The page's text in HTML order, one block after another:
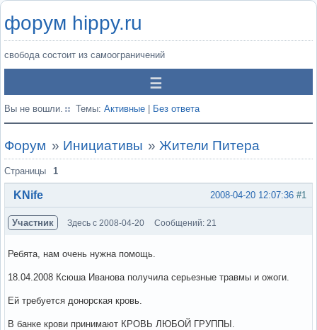
форум hippy.ru
свобода состоит из самоограничений
Вы не вошли. Темы: Активные Без ответа
Форум » Инициативы » Жители Питера
Страницы 1
#1
2008-04-20 12:07:36
KNife
Участник Здесь с 2008-04-20 Сообщений: 21
Ребята, нам очень нужна помощь.
18.04.2008 Ксюша Иванова получила серьезные травмы и ожоги.
Ей требуется донорская кровь.
В банке крови принимают КРОВЬ ЛЮБОЙ ГРУППЫ.